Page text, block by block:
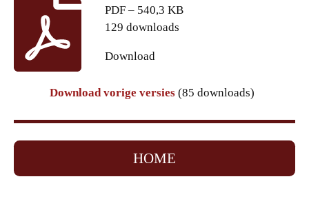
PDF – 540,3 KB
129 downloads
Download
Download vorige versies (85 downloads)
HOME